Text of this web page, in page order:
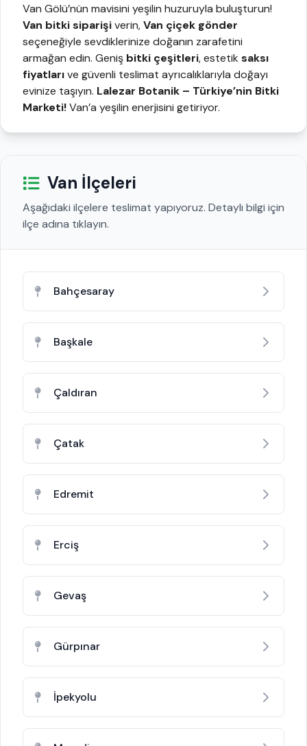
Van Gölü’nün mavisini yeşilin huzuruyla buluşturun!
Van bitki siparişiverin,Van çiçek gönder
seçeneğiyle sevdiklerinize doğanın zarafetini
armağan edin. Geniş bitki çeşitleri, estetik saksı
fiyatlarıve güvenli teslimat ayrıcalıklarıyla doğayı
evinize taşıyın. Lalezar Botanik – Türkiye’nin Bitki
Marketi!Van’a yeşilin enerjisini getiriyor.
Van İlçeleri
Aşağıdaki ilçelere teslimat yapıyoruz. Detaylı bilgi için
ilçe adına tıklayın.
Bahçesaray
Başkale
Çaldıran
Çatak
Edremit
Erciş
Gevaş
Gürpınar
İpekyolu